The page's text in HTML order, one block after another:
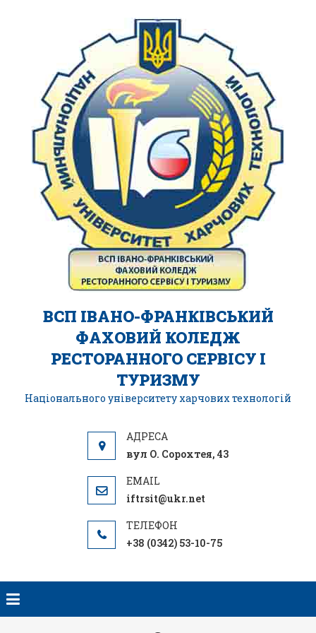
ВСП ІВАНО-ФРАНКІВСЬКИЙ
ФАХОВИЙ КОЛЕДЖ
РЕСТОРАННОГО СЕРВІСУ І
ТУРИЗМУ
Національного університету харчових технологій
вул О. Сорохтея, 43
iftrsit@ukr.net
+38 (0342) 53-10-75